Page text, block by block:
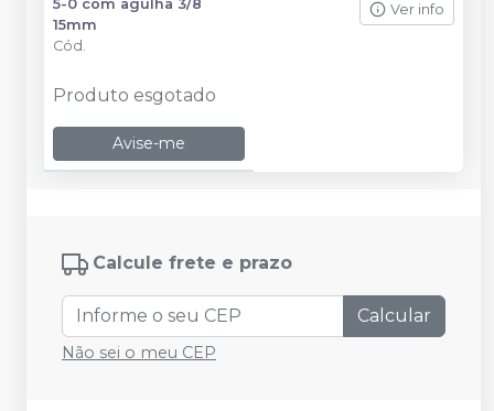
5-0 com agulha 3/8
15mm
Cód.
Ver info
Produto esgotado
Avise-me
Calcule frete e prazo
Calcular
Não sei o meu CEP